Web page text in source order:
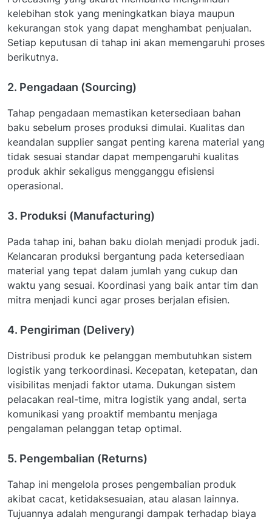
kelebihan stok yang meningkatkan biaya maupun
kekurangan stok yang dapat menghambat penjualan.
Setiap keputusan di tahap ini akan memengaruhi proses
berikutnya.
2. Pengadaan (Sourcing)
Tahap pengadaan memastikan ketersediaan bahan
baku sebelum proses produksi dimulai. Kualitas dan
keandalan supplier sangat penting karena material yang
tidak sesuai standar dapat mempengaruhi kualitas
produk akhir sekaligus mengganggu efisiensi
operasional.
3. Produksi (Manufacturing)
Pada tahap ini, bahan baku diolah menjadi produk jadi.
Kelancaran produksi bergantung pada ketersediaan
material yang tepat dalam jumlah yang cukup dan
waktu yang sesuai. Koordinasi yang baik antar tim dan
mitra menjadi kunci agar proses berjalan efisien.
4. Pengiriman (Delivery)
Distribusi produk ke pelanggan membutuhkan sistem
logistik yang terkoordinasi. Kecepatan, ketepatan, dan
visibilitas menjadi faktor utama. Dukungan sistem
pelacakan real-time, mitra logistik yang andal, serta
komunikasi yang proaktif membantu menjaga
pengalaman pelanggan tetap optimal.
5. Pengembalian (Returns)
Tahap ini mengelola proses pengembalian produk
akibat cacat, ketidaksesuaian, atau alasan lainnya.
Tujuannya adalah mengurangi dampak terhadap biaya